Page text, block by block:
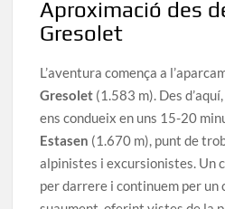
Aproximació des
Gresolet
L’aventura comença a
Gresolet (1.583 m). Des
ens condueix en uns 15-20
Estasen (1.670 m), punt de
alpinistes i excursionistes. Un
per darrere i continuem per un